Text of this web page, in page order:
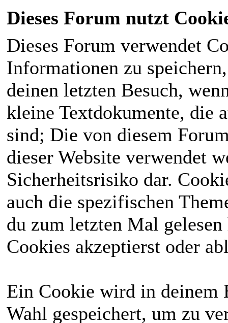
Dieses Forum nutzt
Dieses Forum verwendet
Informationen zu
deinen letzten Besuch,
kleine Textdokumente, die
sind; Die von diesem
dieser Website verwendet
Sicherheitsrisiko dar.
auch die spezifischen
du zum letzten Mal
Cookies akzeptierst oder
Ein Cookie wird in deinem
Wahl gespeichert, um zu